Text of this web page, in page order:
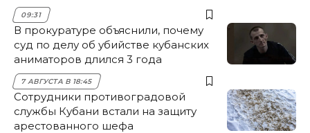
09:31
В прокуратуре объяснили, почему
суд по делу об убийстве кубанских
аниматоров длился 3 года
7 АВГУСТА В 18:45
Сотрудники противоградовой
службы Кубани встали на защиту
арестованного шефа